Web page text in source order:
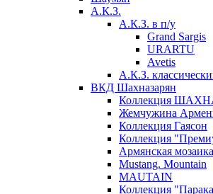
А.К.З.
А.К.З. в п/у
Grand Sargis
URARTU
Avetis
А.К.З.
ВКД Шахназарян
Коллекция
Жемчужина
Коллекция Гаясон
Коллекция
Армянская мозаика
Mustang. Mountain
MAUTAIN
Коллекция